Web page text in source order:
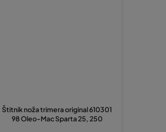
Štitnik noža trimera original 610301
98 Oleo-Mac Sparta 25, 250